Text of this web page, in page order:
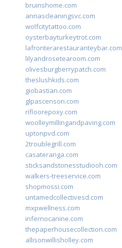
bruinshome.com
annascleaningsvc.com
wolfcitytattoo.com
oysterbayturkeytrot.com
lafronterarestauranteybar.com
lilyandrosetearoom.com
olivesburgberrypatch.com
theslushkids.com
giobastian.com
glpascensori.com
rifloorepoxy.com
woolleymillingandpaving.com
uptonpvd.com
2troublegrill.com
casateranga.com
sticksandstonesstudiooh.com
walkers-treeservice.com
shopmossi.com
untamedcollectivesd.com
mxpwellness.com
infernocanine.com
thepaperhousecollection.com
allisonwillisholley.com